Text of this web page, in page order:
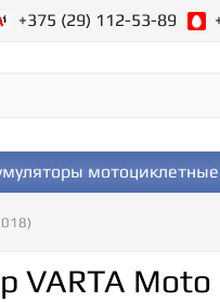
+375 (29) 112-53-89
мотоциклетные
VARTA